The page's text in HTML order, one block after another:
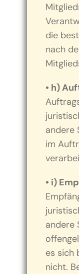
die
nach
• h)
andere
im
• i)
andere
es sich
nicht.